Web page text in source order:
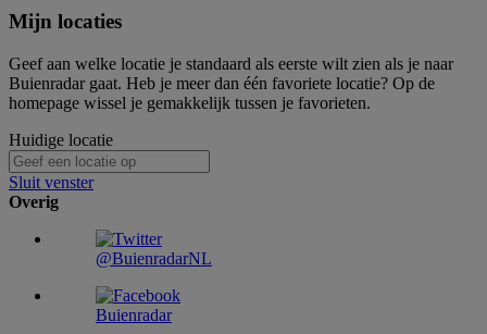
Mijn locaties
Geef aan welke locatie je standaard als eerste wilt zien als je naar
Buienradar gaat. Heb je meer dan één favoriete locatie? Op de
homepage wissel je gemakkelijk tussen je favorieten.
Huidige locatie
Sluit venster
Overig
@BuienradarNL
Buienradar